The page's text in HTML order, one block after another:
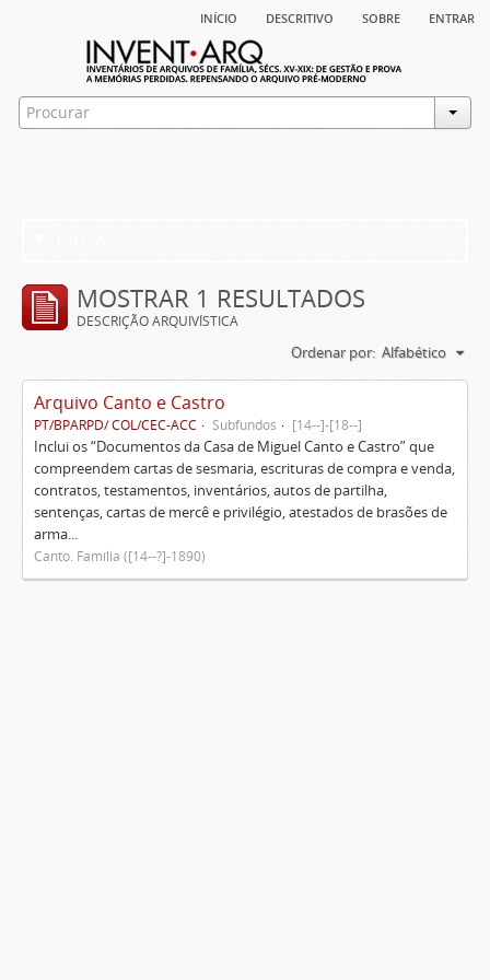
início descritivo sobre entrar
MOSTRAR 1 RESULTADOS
DESCRIÇÃO ARQUIVÍSTICA
Ordenar por: Alfabético
Arquivo Canto e Castro
PT/BPARPD/ COL/CEC-ACC Subfundos [14--]-[18--]
Inclui os “Documentos da Casa de Miguel Canto e Castro” que
compreendem cartas de sesmaria, escrituras de compra e venda,
contratos, testamentos, inventários, autos de partilha,
sentenças, cartas de mercê e privilégio, atestados de brasões de
arma...
Canto. Família ([14--?]-1890)